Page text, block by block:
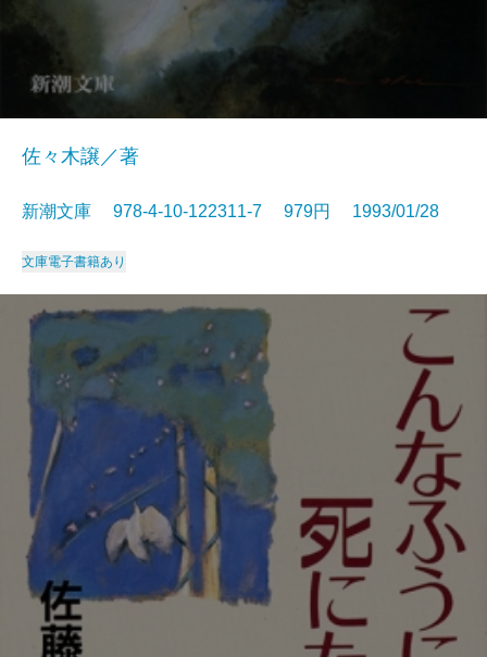
佐々木譲／著
新潮文庫 978-4-10-122311-7 979円 1993/01/28
文庫電子書籍あり